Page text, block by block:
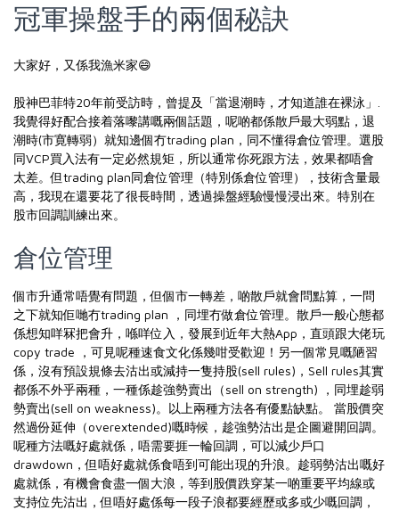
冠軍操盤手的兩個秘訣
大家好，又係我漁米家😄
股神巴菲特20年前受訪時，曾提及「當退潮時，才知道誰在裸泳」.
我覺得好配合接着落嚟講嘅兩個話題，呢啲都係散戶最大弱點，退
潮時(市寛轉弱）就知邊個冇trading plan，同不懂得倉位管理。選股
同VCP買入法有一定必然規矩，所以通常你死跟方法，效果都唔會
太差。但trading plan同倉位管理（特別係倉位管理），技術含量最
高，我現在還要花了很長時間，透過操盤經驗慢慢浸出來。特別在
股市回調訓練出來。
倉位管理
個市升通常唔覺有問題，但個市一轉差，啲散戶就會問點算，一問
之下就知佢哋冇trading plan ，同埋冇做倉位管理。散戶一般心態都
係想知咩冧把會升，喺咩位入，發展到近年大熱App，直頭跟大佬玩
copy trade ，可見呢種速食文化係幾咁受歡迎！另一個常見嘅陋習
係，沒有預設規條去沽出或減持一隻持股(sell rules)，Sell rules其實
都係不外乎兩種，一種係趁強勢賣出（sell on strength) ，同埋趁弱
勢賣出(sell on weakness)。以上兩種方法各有優點缺點。 當股價突
然過份延伸（overextended)嘅時候，趁強勢沽出是企圖避開回調。
呢種方法嘅好處就係，唔需要捱一輪回調，可以減少戶口
drawdown，但唔好處就係食唔到可能出現的升浪。趁弱勢沽出嘅好
處就係，有機會食盡一個大浪，等到股價跌穿某一啲重要平均線或
支持位先沽出，但唔好處係每一段子浪都要經歷或多或少嘅回調，